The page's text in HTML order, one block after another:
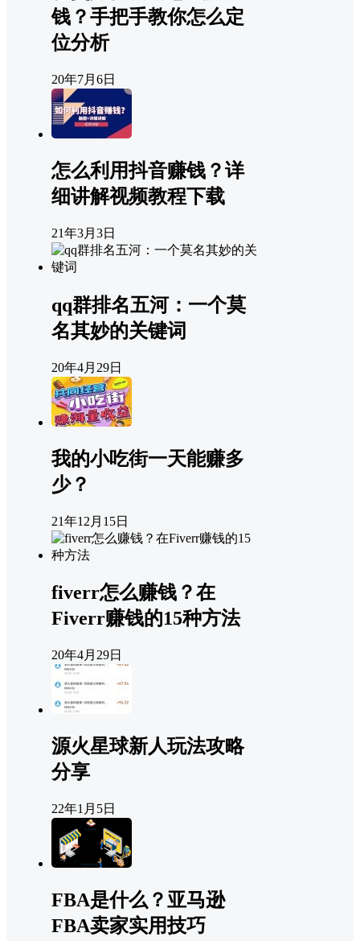
钱？手把手教你怎么定
位分析
20年7月6日
怎么利用抖音赚钱？详
细讲解视频教程下载
21年3月3日
qq群排名五河：一个莫
名其妙的关键词
20年4月29日
我的小吃街一天能赚多
少？
21年12月15日
fiverr怎么赚钱？在
Fiverr赚钱的15种方法
20年4月29日
源火星球新人玩法攻略
分享
22年1月5日
FBA是什么？亚马逊
FBA卖家实用技巧